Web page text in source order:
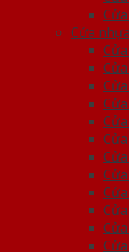
Cửa nhựa